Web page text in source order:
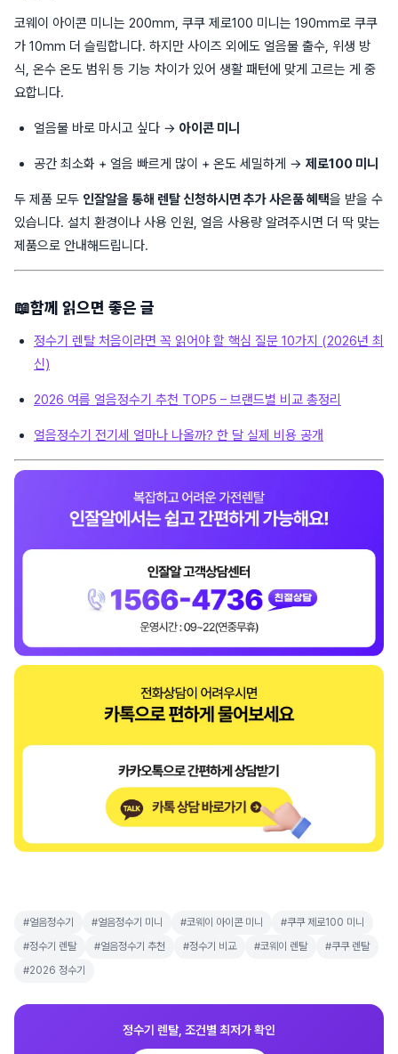
코웨이 아이콘 미니는 200mm, 쿠쿠 제로100 미니는 190mm로 쿠쿠
가 10mm 더 슬림합니다. 하지만 사이즈 외에도 얼음물 출수, 위생 방
식, 온수 온도 범위 등 기능 차이가 있어 생활 패턴에 맞게 고르는 게 중
요합니다.
얼음물 바로 마시고 싶다 → 아이콘 미니
공간 최소화 + 얼음 빠르게 많이 + 온도 세밀하게 → 제로100 미니
두 제품 모두 인잘알을 통해 렌탈 신청하시면 추가 사은품 혜택을 받을 수
있습니다. 설치 환경이나 사용 인원, 얼음 사용량 알려주시면 더 딱 맞는
제품으로 안내해드립니다.
📖함께 읽으면 좋은 글
정수기 렌탈 처음이라면 꼭 읽어야 할 핵심 질문 10가지 (2026년 최
신)
2026 여름 얼음정수기 추천 TOP5 – 브랜드별 비교 총정리
얼음정수기 전기세 얼마나 나올까? 한 달 실제 비용 공개
#얼음정수기 #얼음정수기 미니 #코웨이 아이콘 미니
#쿠쿠 제로100 미니
#정수기 렌탈
#얼음정수기 추천 #정수기 비교 #코웨이 렌탈
#쿠쿠 렌탈
#2026 정수기
정수기 렌탈, 조건별 최저가 확인